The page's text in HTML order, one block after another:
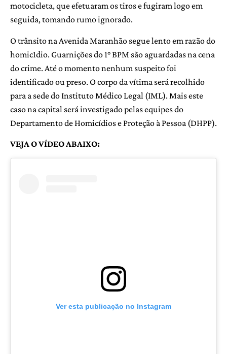
motocicleta, que efetuaram os tiros e fugiram logo em
seguida, tomando rumo ignorado.
O trânsito na Avenida Maranhão segue lento em razão do
homic1dio. Guarnições do 1° BPM são aguardadas na cena
do crime. Até o momento nenhum suspeito foi
identificado ou preso. O corpo da vítima será recolhido
para a sede do Instituto Médico Legal (IML). Mais este
caso na capital será investigado pelas equipes do
Departamento de Homicídios e Proteção à Pessoa (DHPP).
VEJA O VÍDEO ABAIXO:
Ver esta publicação no Instagram